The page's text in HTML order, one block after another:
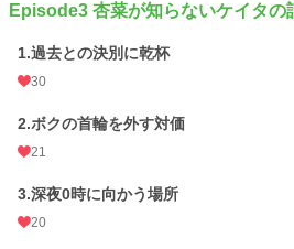
Episode3 杏菜が知らないケイタの
1.過去との決別に乾杯
30
2.ボクの首輪を外す対価
21
3.深夜0時に向かう場所
20